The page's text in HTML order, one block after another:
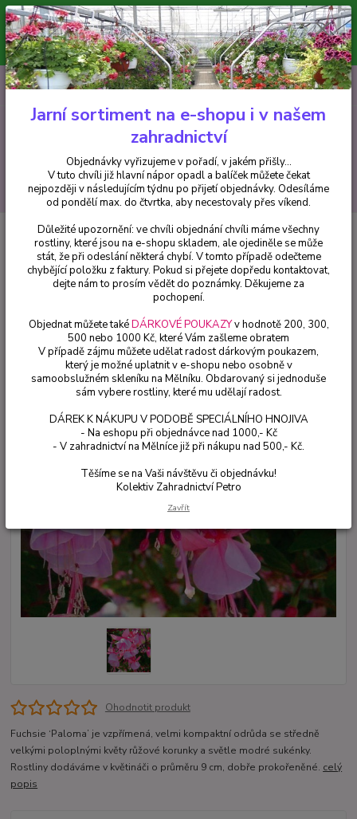
Minimální hodnota pro odeslání z e-shopu je 300 Kč.
V tuto chvíli již hlavní nápor objednávek opadl a balíček můžete čekat
nejpozději v následujícím týdnu po přijetí objednávky. Objednávky
vyřizujeme v pořadí, v jakém přišly...
CZK
Hledat
+420 602 223 614 0ks
za0 Kč
Fuchsie Paloma Fuchsie - 1 ks
Paloma Fuchsie - 1 ks
Ohodnotit produkt
Fuchsie ‘Paloma’ je vzpřímená, velmi kompaktní odrůda se středně
velkými poloplnými květy růžové korunky a světle modré sukénky.
Rostliny dodáváme v květináči o průměru 9 cm, dobře prokořeněné. celý
popis
Jarní sortiment na e-shopu i v našem
zahradnictví
Objednávky vyřizujeme v pořadí, v jakém přišly...
V tuto chvíli již hlavní nápor opadl a balíček můžete čekat
nejpozději v následujícím týdnu po přijetí objednávky. Odesíláme
od pondělí max. do čtvrtka, aby necestovaly přes víkend.
Důležité upozornění: ve chvíli objednání chvíli máme všechny
rostliny, které jsou na e-shopu skladem, ale ojediněle se může
stát, že při odeslání některá chybí. V tomto případě odečteme
chybějící položku z faktury. Pokud si přejete dopředu kontaktovat,
dejte nám to prosím vědět do poznámky. Děkujeme za
pochopení.
Objednat můžete takéDÁRKOVÉ POUKAZYv hodnotě 200, 300,
500 nebo 1000 Kč, které Vám zašleme obratem
V případě zájmu můžete udělat radost dárkovým poukazem,
který je možné uplatnit v e-shopu nebo osobně v
samoobslužném skleníku na Mělníku. Obdarovaný si jednoduše
sám vybere rostliny, které mu udělají radost.
DÁREK K NÁKUPU V PODOBĚ SPECIÁLNÍHO HNOJIVA
- Na eshopu při objednávce nad 1000,- Kč
- V zahradnictví na Mělníce již při nákupu nad 500,- Kč.
Těšíme se na Vaši návštěvu či objednávku!
Kolektiv Zahradnictví Petro
Zavřít